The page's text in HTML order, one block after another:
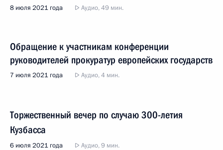
8 июля 2021 года Аудио, 49 мин.
Обращение к участникам конференции
руководителей прокуратур европейских государств
7 июля 2021 года Аудио, 4 мин.
Торжественный вечер по случаю 300-летия
Кузбасса
6 июля 2021 года Аудио, 9 мин.